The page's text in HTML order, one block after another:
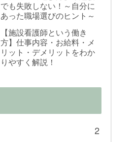
でも失敗しない！～自分に
あった職場選びのヒント～
【施設看護師という働き
方】仕事内容・お給料・メ
リット・デメリットをわか
りやすく解説！
2